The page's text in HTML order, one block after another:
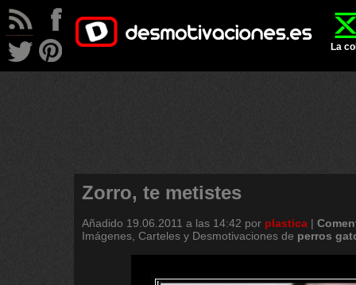
La
Zorro, te metistes
Añadido 19.06.2011 a las 14:42 por plastica |
Imágenes, Carteles y Desmotivaciones de perros